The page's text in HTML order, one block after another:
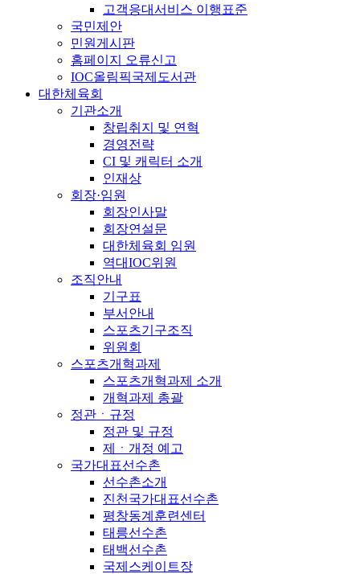
고객응대서비스 이행표준
국민제안
민원게시판
홈페이지 오류신고
IOC올림픽국제도서관
대한체육회
기관소개
창립취지 및 연혁
경영전략
CI 및 캐릭터 소개
인재상
회장·임원
회장인사말
회장연설문
대한체육회 임원
역대IOC위원
조직안내
기구표
부서안내
스포츠기구조직
위원회
스포츠개혁과제
스포츠개혁과제 소개
개혁과제 총괄
정관ㆍ규정
정관 및 규정
제ㆍ개정 예고
국가대표선수촌
선수촌소개
진천국가대표선수촌
평창동계훈련센터
태릉선수촌
태백선수촌
국제스케이트장